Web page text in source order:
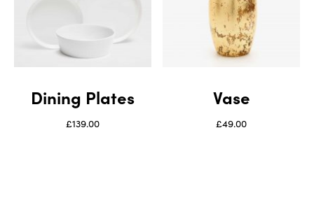
Dining Plates
£139.00
Vase
£49.00